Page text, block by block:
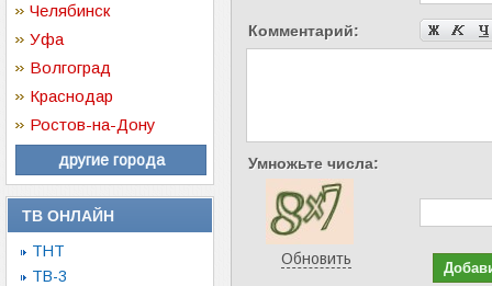
Челябинск
Уфа
Волгоград
Краснодар
Ростов-на-Дону
другие города
ТВ ОНЛАЙН
ТНТ
ТВ-3
Комментарий:
Умножьте числа:
Обновить